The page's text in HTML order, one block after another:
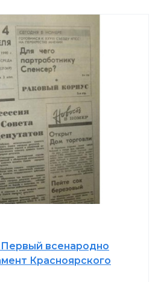
за ирбисами
края
ПРИРОДА
облик новых
на Шахтёров
СТРОИТЕЛЬСТВО
в 65 лет побил
АЗС заставят
всенародно
Красноярского